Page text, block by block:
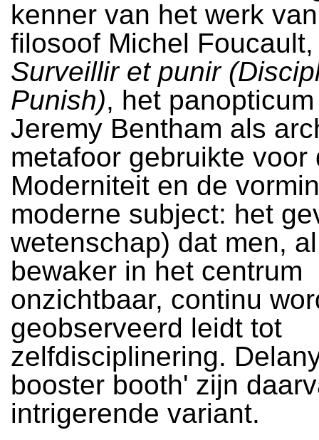
kenner van het werk
filosoof Michel
Surveillir et punir
Punish), het
Jeremy Bentham als
metafoor gebruikte voor
Moderniteit en de
moderne subject: het
wetenschap) dat men,
bewaker in het centrum
onzichtbaar, continu
geobserveerd leidt tot
zelfdisciplinering.
booster booth' zijn
intrigerende variant.